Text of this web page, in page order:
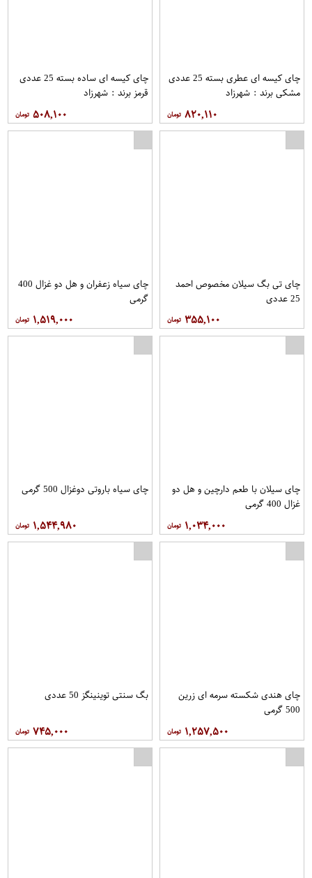
چای کیسه ای عطری بسته 25 عددی
مشکی برند : شهرزاد
۸۲۰,۱۱۰
چای کیسه ای ساده بسته 25 عددی
قرمز برند : شهرزاد
۵۰۸,۱۰۰
چای تی بگ سیلان مخصوص احمد
25 عددی
۳۵۵,۱۰۰
چای سیاه زعفران و هل دو غزال 400
گرمی
۱,۵۱۹,۰۰۰
چای سیلان با طعم دارچین و هل دو
غزال 400 گرمی
۱,۰۳۴,۰۰۰
چای سیاه باروتی دوغزال 500 گرمی
۱,۵۴۴,۹۸۰
چای هندی شکسته سرمه ای زرین
500 گرمی
۱,۲۵۷,۵۰۰
بگ سنتی توینینگز 50 عددی
۷۴۵,۰۰۰